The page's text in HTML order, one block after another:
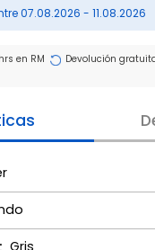
07.08.2026 - 11.08.2026
en RM Devolución